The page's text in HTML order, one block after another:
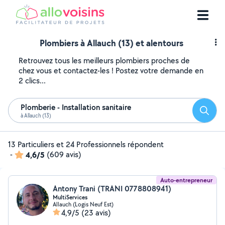
Plombiers à Allauch (13) et alentours
Retrouvez tous les meilleurs plombiers proches de
chez vous et contactez-les ! Postez votre demande en
2 clics...
Plomberie - Installation sanitaire
à Allauch (13)
13 Particuliers et 24 Professionnels répondent
-
4,6/5 (609 avis)
Auto-entrepreneur
Antony Trani (TRANI 0778808941)
MultiServices
Allauch (Logis Neuf Est)
4,9/5 (23 avis)